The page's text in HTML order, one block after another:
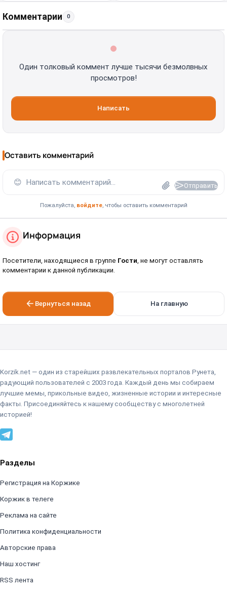
Комментарии 0
Один толковый коммент лучше тысячи безмолвных
просмотров!
Написать
Оставить комментарий
😊 Написать комментарий... Отправить
Пожалуйста, войдите, чтобы оставить комментарий
Информация
Посетители, находящиеся в группе Гости , не могут оставлять
комментарии к данной публикации.
Вернуться назад На главную
Korzik.net — один из старейших развлекательных порталов Рунета,
радующий пользователей с 2003 года. Каждый день мы собираем
лучшие мемы, прикольные видео, жизненные истории и интересные
факты. Присоединяйтесь к нашему сообществу с многолетней
историей!
Разделы
Регистрация на Коржике
Коржик в телеге
Реклама на сайте
Политика конфиденциальности
Авторские права
Наш хостинг
RSS лента